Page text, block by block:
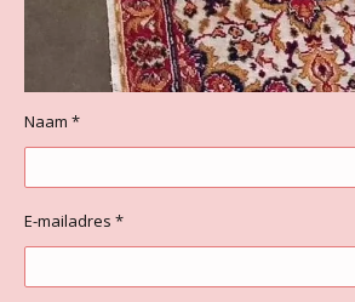
Naam *
E-mailadres *